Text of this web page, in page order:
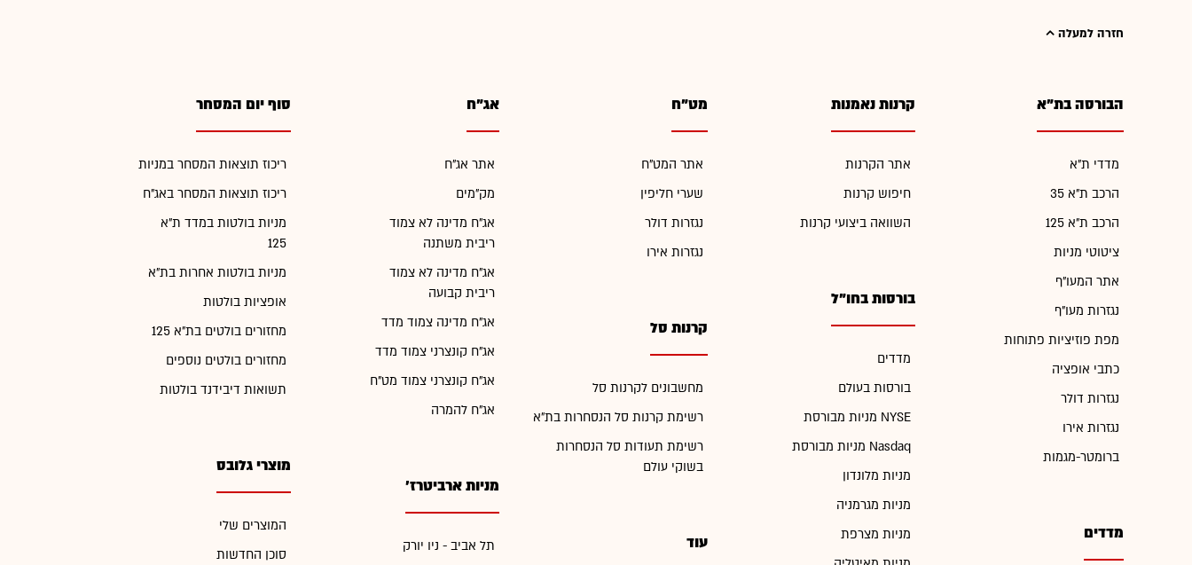
חזרה למעלה
הבורסה בת"א
מדדי ת"א
הרכב ת"א 35
הרכב ת"א 125
ציטוטי מניות
אתר המעו"ף
נגזרות מעו"ף
מפת פוזיציות פתוחות
כתבי אופציה
נגזרות דולר
נגזרות אירו
ברומטר-מגמות
מדדים
קרנות נאמנות
אתר הקרנות
חיפוש קרנות
השוואה ביצועי קרנות
בורסות בחו"ל
מדדים
בורסות בעולם
מניות מבורסת NYSE
מניות מבורסת Nasdaq
מניות מלונדון
מניות מגרמניה
מניות מצרפת
מט"ח
אתר המט"ח
שערי חליפין
נגזרות דולר
נגזרות אירו
קרנות סל
מחשבונים לקרנות סל
רשימת קרנות סל הנסחרות בת"א
רשימת תעודות סל הנסחרות
בשוקי עולם
עוד
אג"ח
אתר אג"ח
מק"מים
אג"ח מדינה לא צמוד
ריבית משתנה
אג"ח מדינה לא צמוד
ריבית קבועה
אג"ח מדינה צמוד מדד
אג"ח קונצרני צמוד מדד
אג"ח קונצרני צמוד מט"ח
אג"ח להמרה
מניות ארביטרז'
תל אביב - ניו יורק
סוף יום המסחר
ריכוז תוצאות המסחר במניות
ריכוז תוצאות המסחר באג"ח
מניות בולטות במדד ת"א
125
מניות בולטות אחרות בת"א
אופציות בולטות
מחזורים בולטים בת"א 125
מחזורים בולטים נוספים
תשואות דיבידנד בולטות
מוצרי גלובס
המוצרים שלי
סוכן החדשות